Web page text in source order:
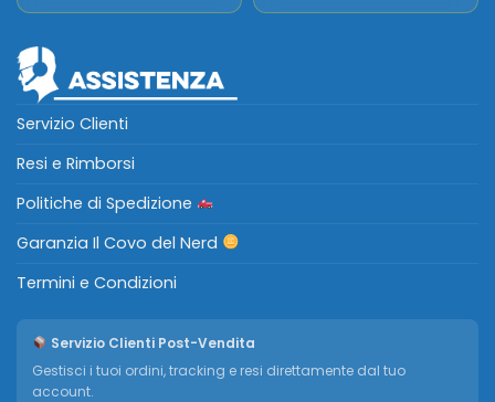
Servizio Clienti
Resi e Rimborsi
Politiche di Spedizione
Garanzia Il Covo del Nerd
Termini e Condizioni
Servizio Clienti Post-Vendita
Gestisci i tuoi ordini, tracking e resi direttamente dal tuo
account.